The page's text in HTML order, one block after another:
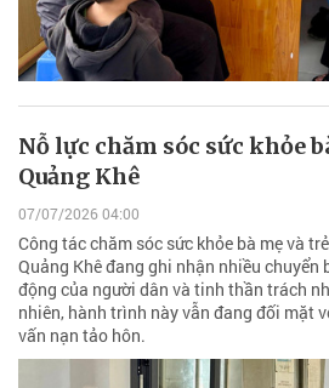
Nỗ lực chăm sóc sức khỏe
Quảng Khê
07/07/2026 04:00
Công tác chăm sóc sức khỏe bà mẹ và
Quảng Khê đang ghi nhận nhiều chuyển
động của người dân và tinh thần trách
nhiên, hành trình này vẫn đang đối mặt
vấn nạn tảo hôn.